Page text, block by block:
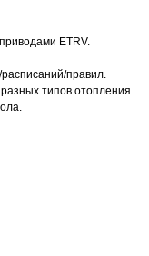
ETRV.
правил.
типов отопления.